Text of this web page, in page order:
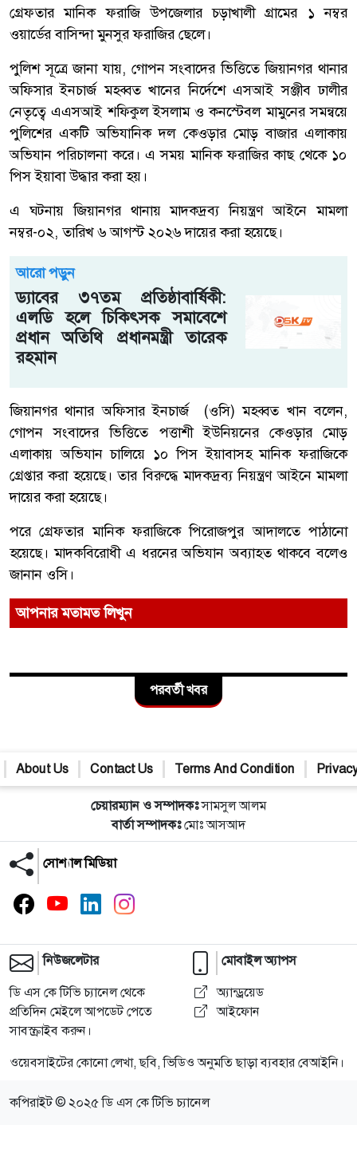
গ্রেফতার মানিক ফরাজি উপজেলার চড়াখালী গ্রামের ১ নম্বর
ওয়ার্ডের বাসিন্দা মুনসুর ফরাজির ছেলে।
পুলিশ সূত্রে জানা যায়, গোপন সংবাদের ভিত্তিতে জিয়ানগর থানার
অফিসার ইনচার্জ মহব্বত খানের নির্দেশে এসআই সঞ্জীব ঢালীর
নেতৃত্বে এএসআই শফিকুল ইসলাম ও কনস্টেবল মামুনের সমন্বয়ে
পুলিশের একটি অভিযানিক দল কেওড়ার মোড় বাজার এলাকায়
অভিযান পরিচালনা করে। এ সময় মানিক ফরাজির কাছ থেকে ১০
পিস ইয়াবা উদ্ধার করা হয়।
এ ঘটনায় জিয়ানগর থানায় মাদকদ্রব্য নিয়ন্ত্রণ আইনে মামলা
নম্বর-০২, তারিখ ৬ আগস্ট ২০২৬ দায়ের করা হয়েছে।
আরো পড়ুন
ড্যাবের ৩৭তম প্রতিষ্ঠাবার্ষিকী:
এলডি হলে চিকিৎসক সমাবেশে
প্রধান অতিথি প্রধানমন্ত্রী তারেক
রহমান
জিয়ানগর থানার অফিসার ইনচার্জ (ওসি) মহব্বত খান বলেন,
গোপন সংবাদের ভিত্তিতে পত্তাশী ইউনিয়নের কেওড়ার মোড়
এলাকায় অভিযান চালিয়ে ১০ পিস ইয়াবাসহ মানিক ফরাজিকে
গ্রেপ্তার করা হয়েছে। তার বিরুদ্ধে মাদকদ্রব্য নিয়ন্ত্রণ আইনে মামলা
দায়ের করা হয়েছে।
পরে গ্রেফতার মানিক ফরাজিকে পিরোজপুর আদালতে পাঠানো
হয়েছে। মাদকবিরোধী এ ধরনের অভিযান অব্যাহত থাকবে বলেও
জানান ওসি।
আপনার মতামত লিখুন
পরবর্তী খবর
About Us Contact Us Terms And Condition
চেয়ারম্যান ও সম্পাদকঃসামসুল আলম
বার্তা সম্পাদকঃমোঃ আসআদ
সোশ্যাল মিডিয়া
নিউজলেটার
ডি এস কে টিভি চ্যানেল থেকে
প্রতিদিন মেইলে আপডেট পেতে
সাবস্ক্রাইব করুন।
মোবাইল অ্যাপস
অ্যান্ড্রয়েড
আইফোন
ওয়েবসাইটের কোনো লেখা, ছবি, ভিডিও অনুমতি ছাড়া ব্যবহার বেআইনি।
কপিরাইট © ২০২৫ ডি এস কে টিভি চ্যানেল